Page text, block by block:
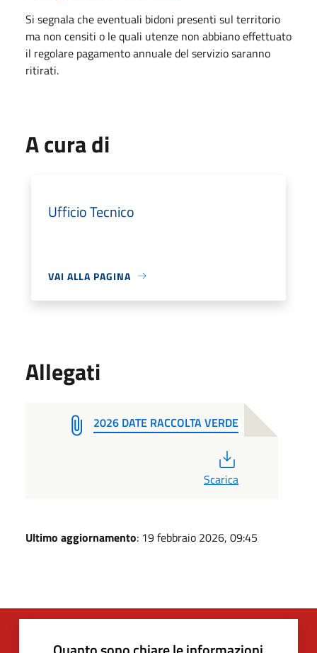
Si segnala che eventuali bidoni presenti sul territorio
ma non censiti o le quali utenze non abbiano effettuato
il regolare pagamento annuale del servizio saranno
ritirati.
A cura di
Ufficio Tecnico
VAI ALLA PAGINA
Allegati
2026 DATE RACCOLTA VERDE
Scarica
Ultimo aggiornamento: 19 febbraio 2026, 09:45